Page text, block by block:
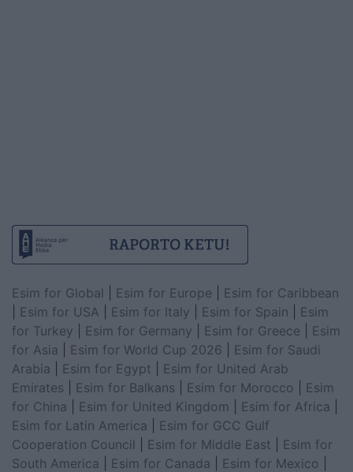
Esim for Global Esim for Europe
Esim for Caribbean
Esim for USA Esim for Italy Esim for Spain
Esim
for Turkey
Esim for Germany Esim for Greece
Esim
for Asia
Esim for World Cup 2026
Esim for Saudi
Arabia
Esim for Egypt
Esim for United Arab
Emirates
Esim for Balkans Esim for Morocco
Esim
for China
Esim for United Kingdom Esim for Africa
Esim for Latin America
Esim for GCC Gulf
Cooperation Council
Esim for Middle East
Esim for
South America
Esim for Canada Esim for Mexico